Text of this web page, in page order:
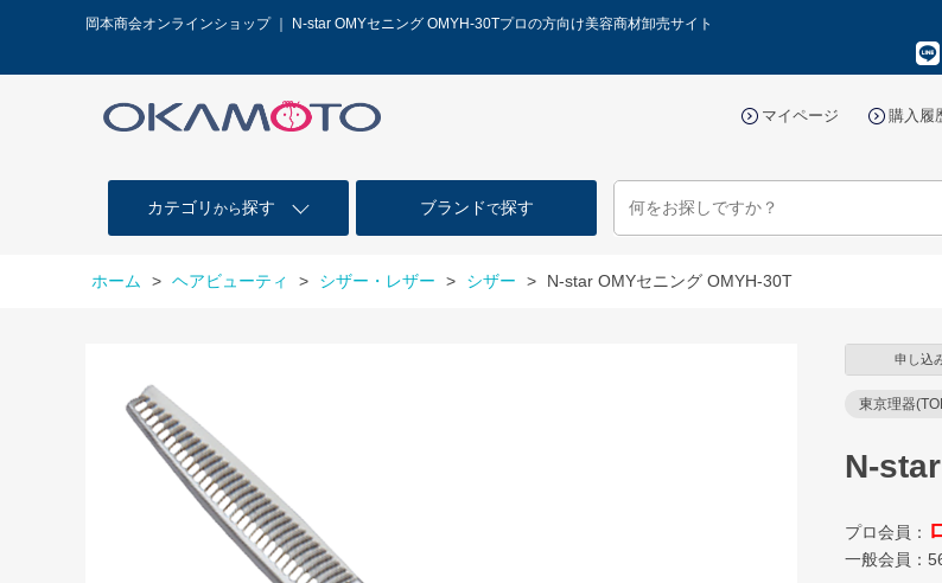
岡本商会オンラインショップ ｜ N-star OMYセニング OMYH-30Tプロの方向け美容商材卸売サイト
マイページ 購入履
カテゴリ から探す ブランドで探す
ホーム > ヘアビューティ > シザー・レザー > シザー > N-star OMYセニング OMYH-30T
申し込
東京理器
N-
プロ会員：
一般会員：